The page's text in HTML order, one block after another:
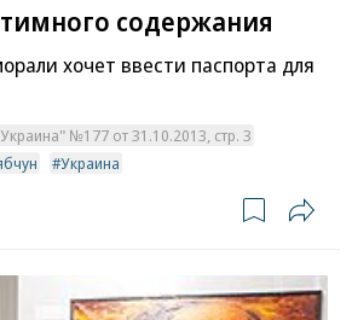
содержания
хочет ввести паспорта для
№177 от 31.10.2013, стр. 3
Украина